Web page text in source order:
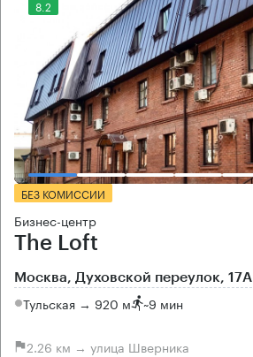
8.2
БЕЗ КОМИССИИ
Бизнес-центр
The Loft
Москва, Духовской переулок, 17А
Тульская → 920 м ~9 мин
2.26 км → улица Шверника